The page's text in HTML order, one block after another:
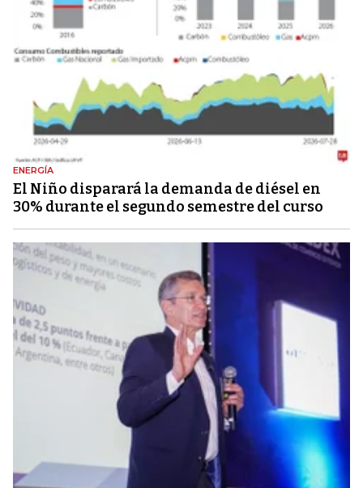
ENERGÍA
El Niño disparará la demanda de diésel en
30% durante el segundo semestre del curso